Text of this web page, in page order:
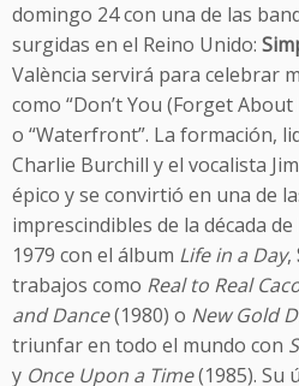
domingo 24 con una de las
surgidas en el Reino Unido:
València servirá para celebrar
como “Don’t You (Forget About
o “Waterfront”. La formación,
Charlie Burchill y el vocalista
épico y se convirtió en una de
imprescindibles de la década
1979 con el álbum Life in a Day,
trabajos como Real to Real
and Dance(1980) o New Gold
triunfar en todo el mundo con
y Once Upon a Time(1985). Su